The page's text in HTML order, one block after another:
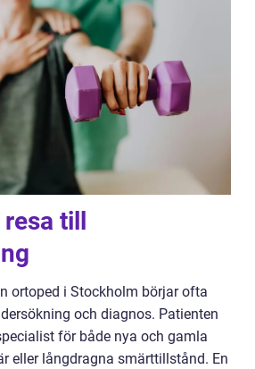
till
ortoped i Stockholm börjar ofta
och diagnos. Patienten
för både nya och gamla
eller långdragna smärttillstånd. En